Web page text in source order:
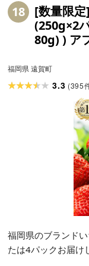
18
[数量限
(250g×2
80g) ) ア
九州 国
上旬順次
福岡県 遠賀町
3.3 (395
福岡県のブランド
たは4パックお届け